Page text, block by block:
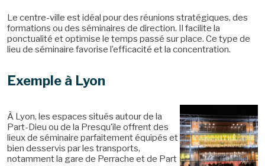
Le centre-ville est idéal pour des réunions stratégiques, des
formations ou des séminaires de direction. Il facilite la
ponctualité et optimise le temps passé sur place. Ce type de
lieu de séminaire favorise l’efficacité et la concentration.
Exemple à Lyon
À Lyon, les espaces situés autour de la
Part-Dieu ou de la Presqu’île offrent des
lieux de séminaire parfaitement équipés et
bien desservis par les transports,
notamment la gare de Perrache et de Part